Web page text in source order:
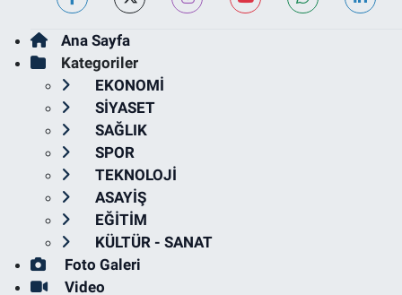
Ana Sayfa
Kategoriler
EKONOMİ
SİYASET
SAĞLIK
SPOR
TEKNOLOJİ
ASAYİŞ
EĞİTİM
KÜLTÜR - SANAT
Foto Galeri
Video